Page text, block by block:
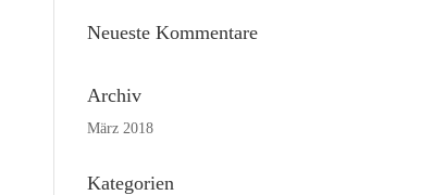
Neueste Kommentare
Archiv
März 2018
Kategorien